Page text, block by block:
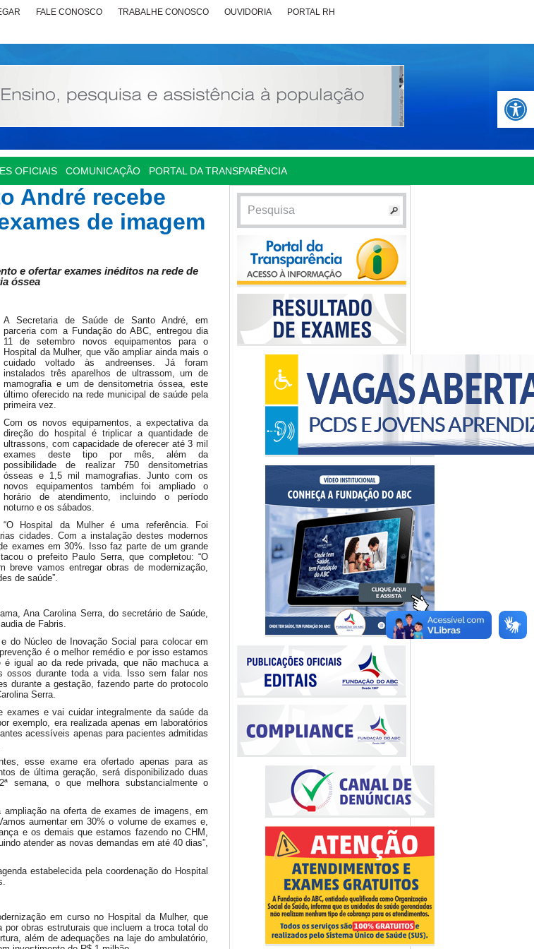
Abrir
FALE CONOSCO TRABALHE CONOSCO OUVIDORIA PORTAL RH
OFICIAIS COMUNICAÇÃO PORTAL DA TRANSPARÊNCIA
André recebe
de imagem
e ofertar exames inéditos na rede de
óssea
A Secretaria de Saúde de Santo André, em
parceria com a Fundação do ABC, entregou dia
11 de setembro novos equipamentos para o
Hospital da Mulher, que vão ampliar ainda mais o
cuidado voltado às andreenses. Já foram
instalados três aparelhos de ultrassom, um de
mamografia e um de densitometria óssea, este
último oferecido na rede municipal de saúde pela
primeira vez.
Com os novos equipamentos, a expectativa da
direção do hospital é triplicar a quantidade de
ultrassons, com capacidade de oferecer até 3 mil
exames deste tipo por mês, além da
possibilidade de realizar 750 densitometrias
ósseas e 1,5 mil mamografias. Junto com os
novos equipamentos também foi ampliado o
horário de atendimento, incluindo o período
noturno e os sábados.
“O Hospital da Mulher é uma referência. Foi
cidades. Com a instalação destes modernos
exames em 30%. Isso faz parte de um grande
o prefeito Paulo Serra, que completou: “O
breve vamos entregar obras de modernização,
de saúde”.
Ana Carolina Serra, do secretário de Saúde,
de Fabris.
do Núcleo de Inovação Social para colocar em
é o melhor remédio e por isso estamos
é igual ao da rede privada, que não machuca a
ossos durante toda a vida. Isso sem falar nos
durante a gestação, fazendo parte do protocolo
Serra.
e vai cuidar integralmente da saúde da
exemplo, era realizada apenas em laboratórios
acessíveis apenas para pacientes admitidas
esse exame era ofertado apenas para as
de última geração, será disponibilizado duas
semana, o que melhora substancialmente o
na oferta de exames de imagens, em
aumentar em 30% o volume de exames e,
e os demais que estamos fazendo no CHM,
atender as novas demandas em até 40 dias”,
estabelecida pela coordenação do Hospital
em curso no Hospital da Mulher, que
obras estruturais que incluem a troca total do
além de adequações na laje do ambulatório,